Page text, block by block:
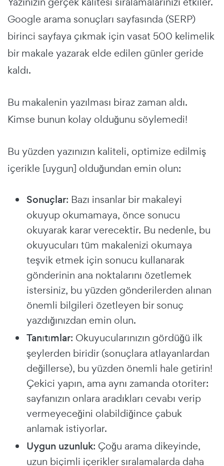
Google arama sonuçları sayfasında (SERP)
birinci sayfaya çıkmak için vasat 500 kelimelik
bir makale yazarak elde edilen günler geride
kaldı.
Bu makalenin yazılması biraz zaman aldı.
Kimse bunun kolay olduğunu söylemedi!
Bu yüzden yazınızın kaliteli, optimize edilmiş
içerikle [uygun] olduğundan emin olun:
Sonuçlar: Bazı insanlar bir makaleyi
okuyup okumamaya, önce sonucu
okuyarak karar verecektir. Bu nedenle, bu
okuyucuları tüm makalenizi okumaya
teşvik etmek için sonucu kullanarak
gönderinin ana noktalarını özetlemek
istersiniz, bu yüzden gönderilerden alınan
önemli bilgileri özetleyen bir sonuç
yazdığınızdan emin olun.
Tanıtımlar: Okuyucularınızın gördüğü ilk
şeylerden biridir (sonuçlara atlayanlardan
değillerse), bu yüzden önemli hale getirin!
Çekici yapın, ama aynı zamanda otoriter:
sayfanızın onlara aradıkları cevabı verip
vermeyeceğini olabildiğince çabuk
anlamak istiyorlar.
Uygun uzunluk: Çoğu arama dikeyinde,
uzun biçimli içerikler sıralamalarda daha